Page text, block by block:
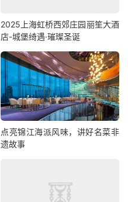
2025上海虹桥西郊庄园丽笙大酒
店-城堡绮遇·璀璨圣诞
点亮锦江海派风味，讲好名菜非
遗故事